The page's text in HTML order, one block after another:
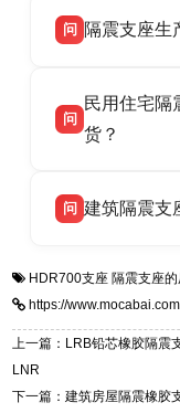
话：
品资质齐全
货，厂家电
号北方工业
问 隔震支座生
高新区北方
支座源头工
问
民用住宅隔
货？
适用于民用
震支座，电
区迎宾大街 9
问 建筑隔震支
一站式供货
标准生产
质、检测报
迎宾大街 9
HDR700支座 隔震支座的
https://
上一篇：LRB铅芯橡胶隔震
LNR
下一篇：建筑房屋隔震橡胶